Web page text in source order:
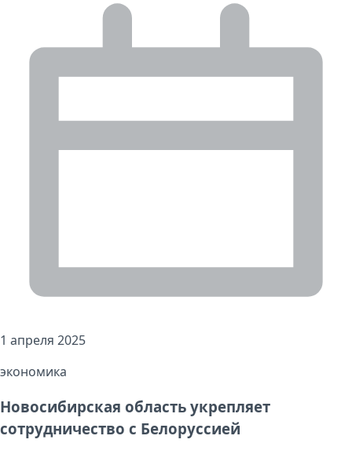
1 апреля 2025
экономика
Новосибирская область укрепляет
сотрудничество с Белоруссией